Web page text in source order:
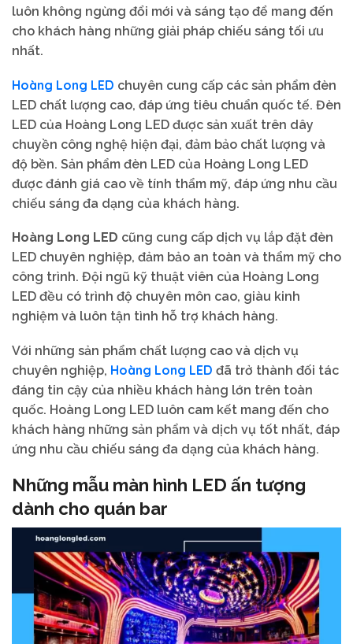
luôn không ngừng đổi mới và sáng tạo để mang đến
cho khách hàng những giải pháp chiếu sáng tối ưu
nhất.
Hoàng Long LED chuyên cung cấp các sản phẩm đèn
LED chất lượng cao, đáp ứng tiêu chuẩn quốc tế. Đèn
LED của Hoàng Long LED được sản xuất trên dây
chuyền công nghệ hiện đại, đảm bảo chất lượng và
độ bền. Sản phẩm đèn LED của Hoàng Long LED
được đánh giá cao về tính thẩm mỹ, đáp ứng nhu cầu
chiếu sáng đa dạng của khách hàng.
Hoàng Long LED cũng cung cấp dịch vụ lắp đặt đèn
LED chuyên nghiệp, đảm bảo an toàn và thẩm mỹ cho
công trình. Đội ngũ kỹ thuật viên của Hoàng Long
LED đều có trình độ chuyên môn cao, giàu kinh
nghiệm và luôn tận tình hỗ trợ khách hàng.
Với những sản phẩm chất lượng cao và dịch vụ
chuyên nghiệp, Hoàng Long LED đã trở thành đối tác
đáng tin cậy của nhiều khách hàng lớn trên toàn
quốc. Hoàng Long LED luôn cam kết mang đến cho
khách hàng những sản phẩm và dịch vụ tốt nhất, đáp
ứng nhu cầu chiếu sáng đa dạng của khách hàng.
Những mẫu màn hình LED ấn tượng
dành cho quán bar